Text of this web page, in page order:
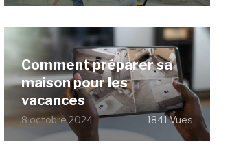
Comment préparer sa
maison pour les
vacances
8 octobre 2024 1841 Vues